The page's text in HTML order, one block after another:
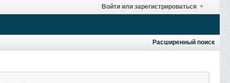
Войти или зарегистрироваться
Расширенный поиск